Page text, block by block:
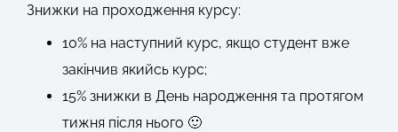
Знижки на проходження курсу:
10% на наступний курс, якщо студент вже
закінчив якийсь курс;
15% знижки в День народження та протягом
тижня після нього 🙂